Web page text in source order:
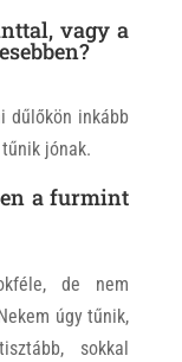
vagy a
dűlőkön inkább
jónak.
a furmint
de nem
úgy tűnik,
sokkal